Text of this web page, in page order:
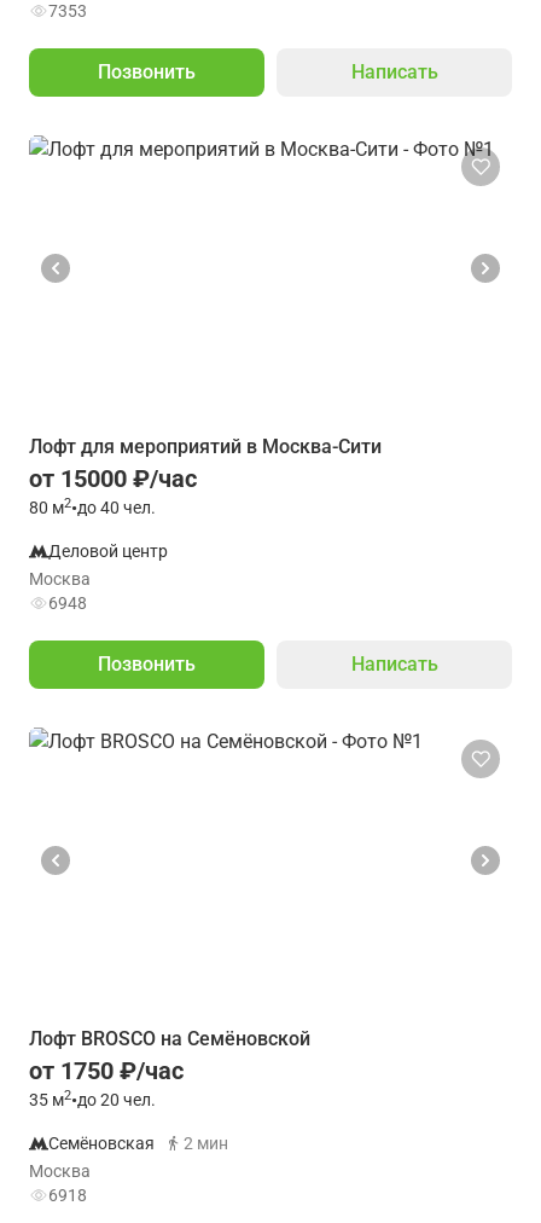
7353
Позвонить Написать
Лофт для мероприятий в Москва-Сити
от 15000 ₽/час
80 м2•до 40 чел.
Деловой центр
Москва
6948
Позвонить Написать
Лофт BROSCO на Семёновской
от 1750 ₽/час
35 м2•до 20 чел.
Семёновская
2 мин
Москва
6918